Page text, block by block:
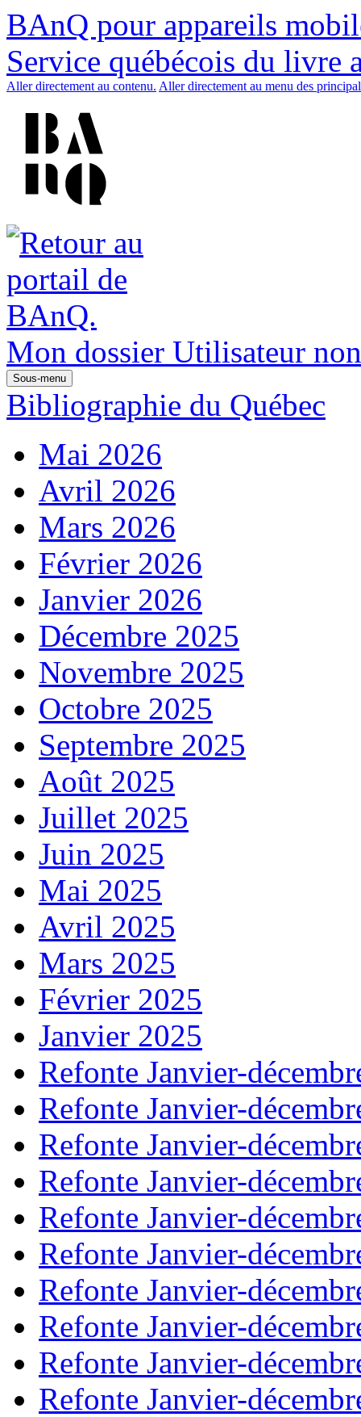
BAnQ pour appareils
Service québécois du livre
Aller directement au contenu. Aller directement au menu des
Mon dossier Utilisateur
Sous-menu
Bibliographie du Québec
Mai 2026
Avril 2026
Mars 2026
Février 2026
Janvier 2026
Décembre 2025
Novembre 2025
Octobre 2025
Septembre 2025
Août 2025
Juillet 2025
Juin 2025
Mai 2025
Avril 2025
Mars 2025
Février 2025
Janvier 2025
Refonte Janvier-
Refonte Janvier-
Refonte Janvier-
Refonte Janvier-
Refonte Janvier-
Refonte Janvier-
Refonte Janvier-
Refonte Janvier-
Refonte Janvier-
Refonte Janvier-